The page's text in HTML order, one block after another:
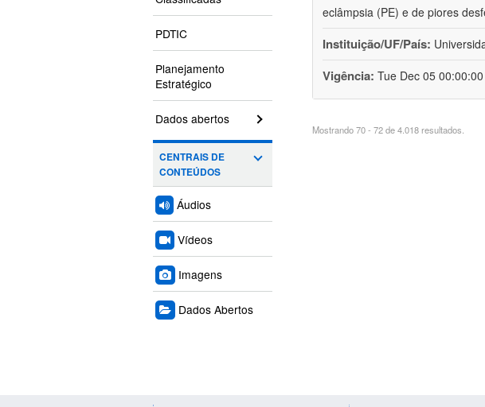
PDTIC
Planejamento
Estratégico
Dados abertos
CENTRAIS DE
CONTEÚDOS
Áudios
Vídeos
Imagens
Dados Abertos
eclâmpsia (PE) e de piores
Instituição/UF/País:
Vigência: Tue Dec 05
Mostrando 70 - 72 de 4.018 resultados.